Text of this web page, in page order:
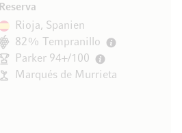
Reserva
Rioja, Spanien
82% Tempranillo
Parker 94+/100
Marqués de Murrieta